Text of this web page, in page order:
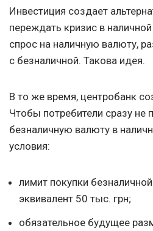
Инвестиция создает
переждать кризис в
спрос на наличную валюту,
с безналичной. Такова идея.
В то же время, центробанк
Чтобы потребители сразу не
безналичную валюту в
условия:
лимит покупки
эквивалент 50 тыс. грн;
обязательное будущее